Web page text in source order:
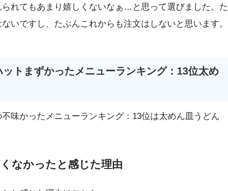
れてもあまり嬉しくないなぁ…と思って選びました。た
いですし、たぶんこれからも注文はしないと思います。
トまずかったメニューランキング：13位太め
味かったメニューランキング：13位は太めん皿うどん
なかったと感じた理由